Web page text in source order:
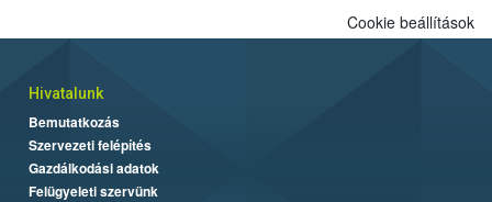
Cookie beállítások
Hivatalunk
Bemutatkozás
Szervezeti felépítés
Gazdálkodási adatok
Felügyeleti szervünk